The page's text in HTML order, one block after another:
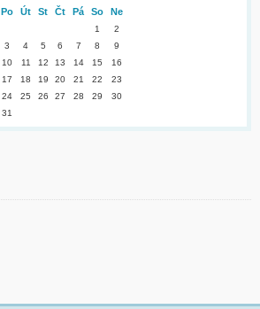
Po Út St Čt Pá So Ne
1
2
3
4 5 6 7 8
9
10
11 12 13 14 15
16
17
18 19 20 21 22
23
24
25 26 27 28 29
30
31